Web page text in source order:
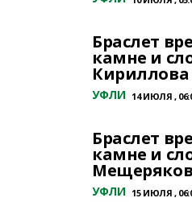
Браслет
камне и
Кириллова
УФЛИ 14 ИЮЛЯ ,
Браслет
камне и
УФЛИ 15 ИЮЛЯ ,